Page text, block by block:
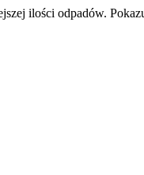
ilości odpadów.